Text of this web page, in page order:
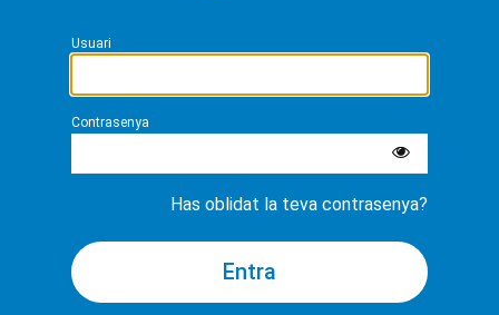
Usuari
Contrasenya
Has oblidat la teva contrasenya?